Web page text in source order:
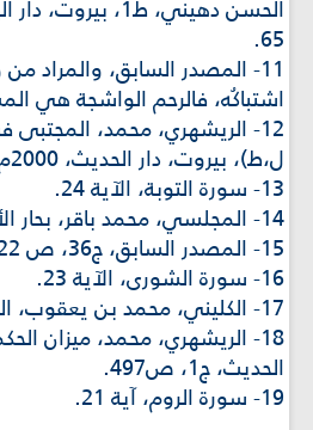
65.
11- المصدر السابق، والمراد
اشتباكُه، فالرحم الواشجة هي
12- الريشهري، محمد، المجتبى
ل،ط)، بيروت، دار الحديث، 2000م، ص 136.
13- سورة التوبة، الآية 24.
14- المجلسي، محمد باقر، بحار الأنوار، ج17، ص13.
15- المصدر السابق، ج36، ص 322.
16- سورة الشورى، الآية 23.
17- الكليني، محمد بن يعقوب، الكافي، ج2، ص 125.
الحديث، ج1، ص497.
19- سورة الروم، آية 21.